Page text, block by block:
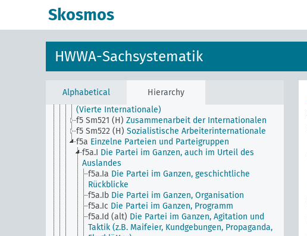
Skosmos
HWWA-Sachsystematik
Alphabetical Hierarchy
f5 Sm2 Einzelne politische Strömungen
f5 Sm517 (H) Zweite Internationale (sozialistische)
Dritte Internationale (kommunistische)
Arbeitsgemeinschaft (2 1/2 Internationale)
Kommunistische Arbeiter-Internationale
(Vierte Internationale)
f5 Sm521 (H) Zusammenarbeit der Internationalen
f5 Sm522 (H) Sozialistische Arbeiterinternationale
f5a Einzelne Parteien und Parteigruppen
f5a.I Die Partei im Ganzen, auch im Urteil des
Auslandes
f5a.Ia Die Partei im Ganzen, geschichtliche
Rückblicke
f5a.Ib Die Partei im Ganzen, Organisation
f5a.Ic Die Partei im Ganzen, Programm
f5a.Id (alt) Die Partei im Ganzen, Agitation und
Taktik (z.B. Maifeier, Kundgebungen, Propaganda,